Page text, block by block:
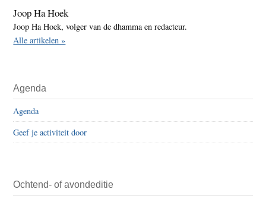
Joop Ha Hoek
Joop Ha Hoek, volger van de dhamma en redacteur.
Alle artikelen »
Agenda
Agenda
Geef je activiteit door
Ochtend- of avondeditie